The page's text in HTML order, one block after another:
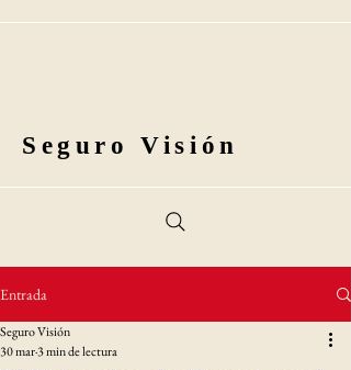
Seguro Visión
Entrada
Seguro Visión
30 mar3 min de lectura